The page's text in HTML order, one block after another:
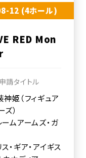
12 (4ホール)
RED Mon
請タイトル
姫（フィギュア
ズ）
ムアームズ・ガ
・ギア・アイギス